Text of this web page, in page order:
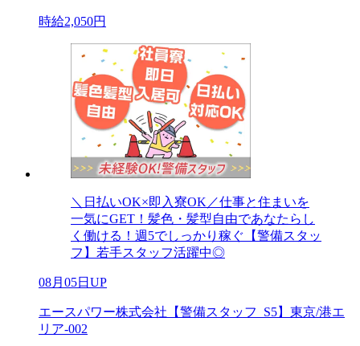
時給2,050円
＼日払いOK×即入寮OK／仕事と住まいを
一気にGET！髪色・髪型自由であなたらし
く働ける！週5でしっかり稼ぐ【警備スタッ
フ】若手スタッフ活躍中◎
08月05日UP
エースパワー株式会社【警備スタッフ_S5】東京/港エ
リア-002